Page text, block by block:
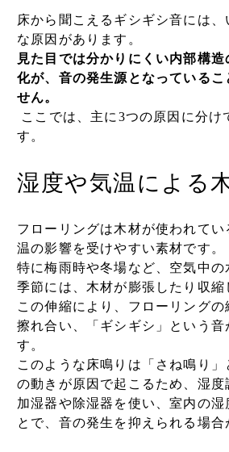
床から聞こえるギシギシ音には、
な原因があります。
見た目では分かりにくい内部構
化が、音の発生源となっているこ
せん。
ここでは、主に3つの原因に分け
す。
湿度や気温による
フローリングは木材が使われて
温の影響を受けやすい素材です。
特に梅雨時や冬場など、空気中の
季節には、木材が膨張したり収縮
この伸縮により、フローリング
擦れ合い、「ギシギシ」という
す。
このような床鳴りは「さね鳴り
の動きが原因で起こるため、湿度
加湿器や除湿器を使い、室内の湿
とで、音の発生を抑えられる場合